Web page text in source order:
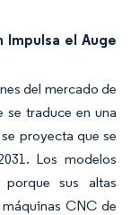
el Auge
del mercado de
se traduce en una
proyecta que se
Los modelos
sus altas
CNC de